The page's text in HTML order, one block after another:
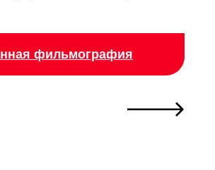
фильмография